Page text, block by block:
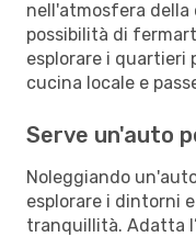
nell'atmosfera della
possibilità di
esplorare i quartieri
cucina locale e
Serve un'auto
Noleggiando
esplorare i dintorni
tranquillità. Adatta